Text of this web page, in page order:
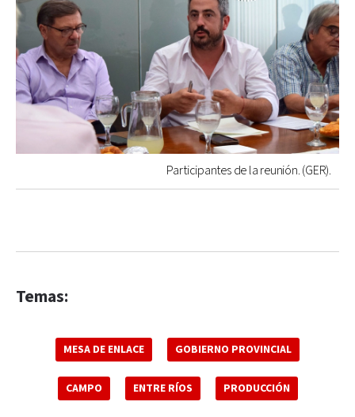
Participantes de la reunión. (GER).
Temas:
MESA DE ENLACE GOBIERNO PROVINCIAL
CAMPO ENTRE RÍOS PRODUCCIÓN